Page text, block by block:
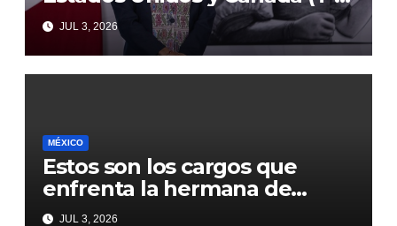
MEC) se mantiene hasta el
2036: Presidenta Claudia
Sheinbaum
JUL 3, 2026
MÉXICO
Estos son los cargos que
enfrenta la hermana de
Emilio Lozoya
JUL 3, 2026